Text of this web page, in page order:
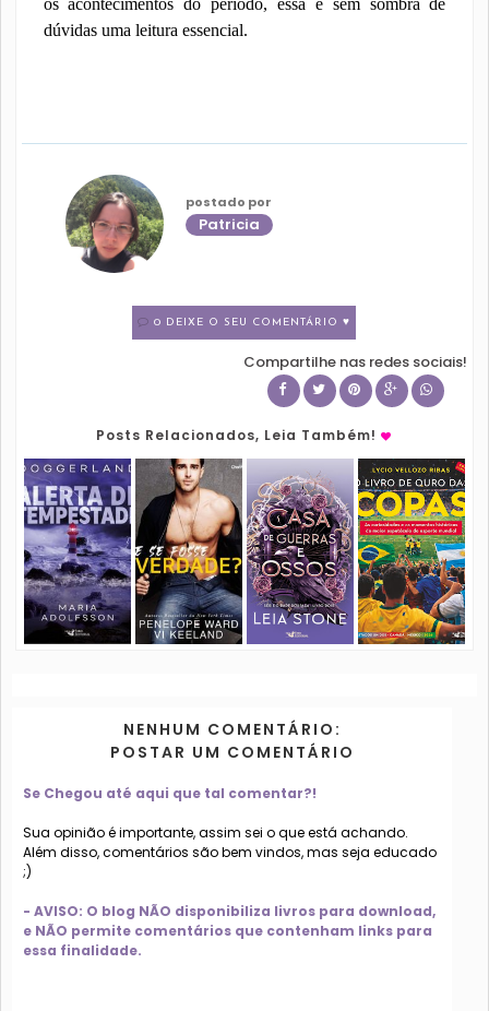
os acontecimentos do período, essa é sem sombra de
dúvidas uma leitura essencial.
postado por
Patricia
0 DEIXE O SEU COMENTÁRIO ♥
Compartilhe nas redes sociais!
Posts Relacionados, Leia Também!
NENHUM COMENTÁRIO:
POSTAR UM COMENTÁRIO
Se Chegou até aqui que tal comentar?!
Sua opinião é importante, assim sei o que está achando.
Além disso, comentários são bem vindos, mas seja educado
;)
- AVISO: O blog NÃO disponibiliza livros para download,
e NÃO permite comentários que contenham links para
essa finalidade.